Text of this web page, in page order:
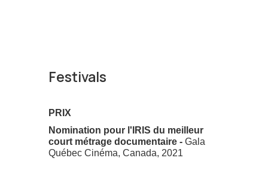
Festivals
PRIX
Nomination pour l'IRIS du meilleur
court métrage documentaire -Gala
Québec Cinéma, Canada, 2021